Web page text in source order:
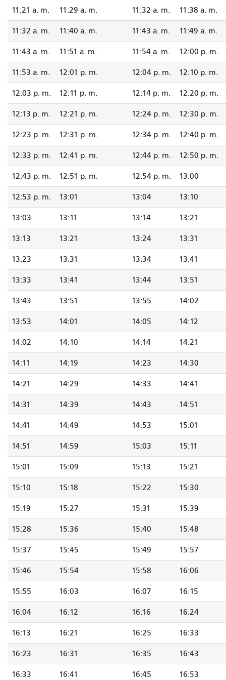
11:21 a. m. 11:29 a. m. 11:32 a. m. 11:38 a. m.
11:32 a. m. 11:40 a. m. 11:43 a. m. 11:49 a. m.
11:43 a. m. 11:51 a. m. 11:54 a. m. 12:00 p. m.
11:53 a. m. 12:01 p. m. 12:04 p. m. 12:10 p. m.
12:03 p. m. 12:11 p. m. 12:14 p. m. 12:20 p. m.
12:13 p. m. 12:21 p. m. 12:24 p. m. 12:30 p. m.
12:23 p. m. 12:31 p. m. 12:34 p. m. 12:40 p. m.
12:33 p. m. 12:41 p. m. 12:44 p. m. 12:50 p. m.
12:43 p. m. 12:51 p. m. 12:54 p. m. 13:00
12:53 p. m. 13:01 13:04 13:10
13:03 13:11 13:14 13:21
13:13 13:21 13:24 13:31
13:23 13:31 13:34 13:41
13:33 13:41 13:44 13:51
13:43 13:51 13:55 14:02
13:53 14:01 14:05 14:12
14:02 14:10 14:14 14:21
14:11 14:19 14:23 14:30
14:21 14:29 14:33 14:41
14:31 14:39 14:43 14:51
14:41 14:49 14:53 15:01
14:51 14:59 15:03 15:11
15:01 15:09 15:13 15:21
15:10 15:18 15:22 15:30
15:19 15:27 15:31 15:39
15:28 15:36 15:40 15:48
15:37 15:45 15:49 15:57
15:46 15:54 15:58 16:06
15:55 16:03 16:07 16:15
16:04 16:12 16:16 16:24
16:13 16:21 16:25 16:33
16:23 16:31 16:35 16:43
16:33 16:41 16:45 16:53